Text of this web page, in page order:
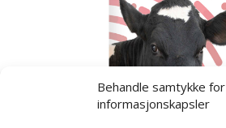
Behandle samtykke for
informasjonskapsler